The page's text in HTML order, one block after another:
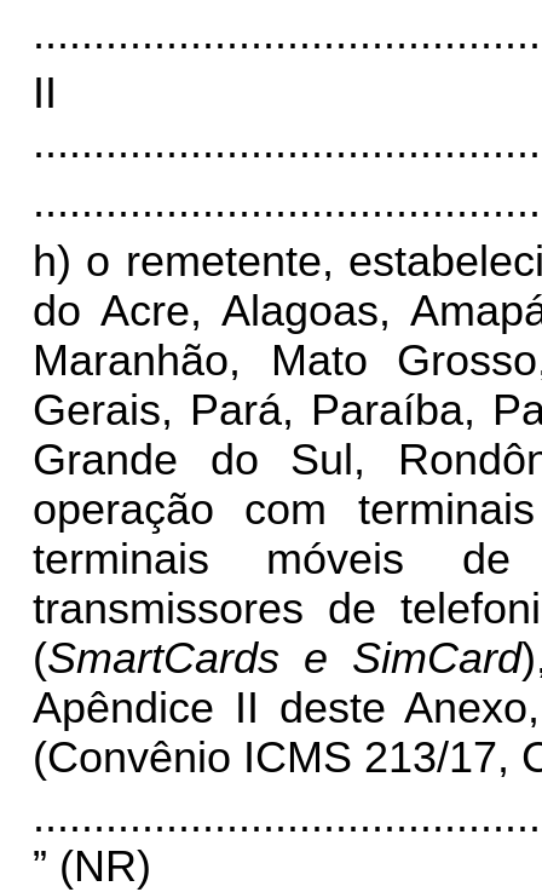
h) o remetente,
do Acre, Alagoas,
Maranhão, Mato
Gerais, Pará, Paraíba,
Grande do Sul,
operação com
terminais móveis de
transmissores de
(SmartCards e SimCard
Apêndice II deste
(Convênio ICMS 213/17,
” (NR)